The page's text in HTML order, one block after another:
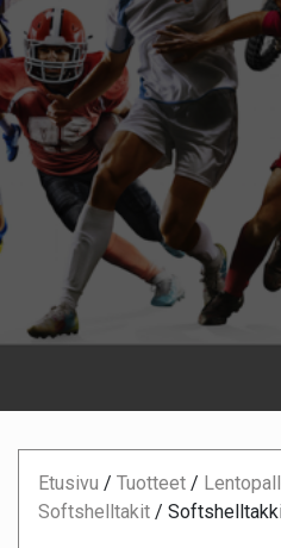
Etusivu / Tuotteet /
Softshelltakit /